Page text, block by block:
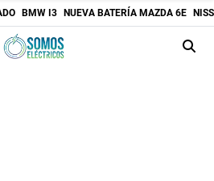
BMW I3 NUEVA BATERÍA MAZDA 6E